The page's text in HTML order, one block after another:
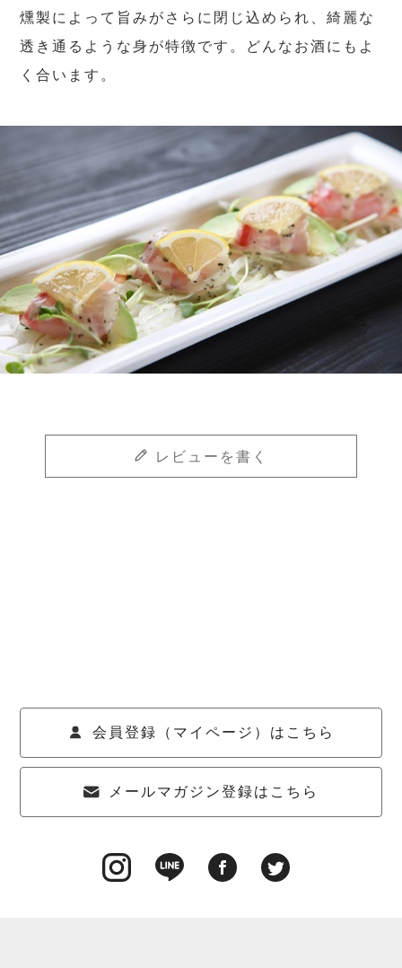
燻製によって旨みがさらに閉じ込められ、綺麗な
透き通るような身が特徴です。どんなお酒にもよ
く合います。
レビューを書く
会員登録（マイページ）はこちら
メールマガジン登録はこちら